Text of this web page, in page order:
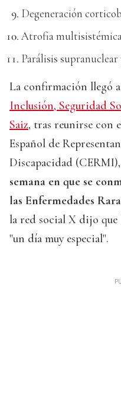
Degeneración
Atrofia
Parálisis
La confirmación llegó
Inclusión, Seguridad
Saiz, tras reunirse con
Español de
Discapacidad
semana en que se
las Enfermedades
la red social X dijo que
"un día muy especial".